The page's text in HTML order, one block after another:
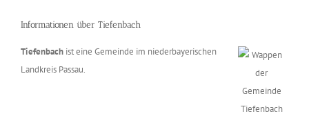
Informationen über Tiefenbach
Tiefenbach ist eine Gemeinde im niederbayerischen
Landkreis Passau.